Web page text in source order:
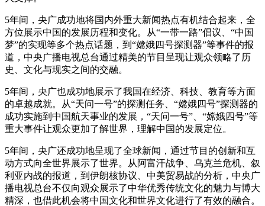
5年间，央广成功地将国内外重大新闻热点有机结合起来，全
方位展示中国的发展历程和变化。从“一带一路”倡议、“中国
梦”的实现等多个热点话题，到“嫦娥四号探测器”等事件的报
道，中央广播电视总台通过精美的节目呈现让观众领略了历
史、文化与现实之间的交融。
5年间，央广也成功地展示了我国在经济、科技、教育等方面
的卓越成就。从“天问一号”的探测任务、“嫦娥四号”探测器的
成功实施到中国航天事业的发展，“天问一号”、“嫦娥四号”等
重大事件让观众更加了解世界，理解中国的发展定位。
5年间，央广还成功地呈现了全球新闻，通过节目的创新和互
动方式向全世界展示了世界。从阿富汗战争、乌克兰危机、叙
利亚内战的报道，到伊朗核协议、中美贸易战的分析，中央广
播电视总台不仅向观众展示了中华优秀传统文化的魅力与博大
精深，也借此机会将中国文化和世界文化进行了有效的融合。